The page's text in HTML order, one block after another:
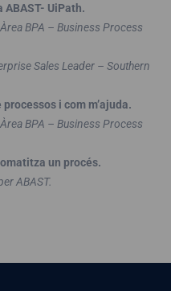
UiPath.
BPA – Business Process
Sales Leader – Southern
i com m’ajuda.
BPA – Business Process
un procés.
ABAST.